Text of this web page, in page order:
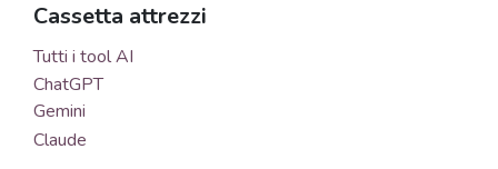
Cassetta attrezzi
Tutti i tool AI
ChatGPT
Gemini
Claude